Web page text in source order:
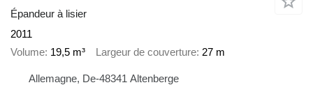
Épandeur à lisier
2011
Volume 19,5 m³ Largeur de couverture 27 m
Allemagne, De-48341 Altenberge